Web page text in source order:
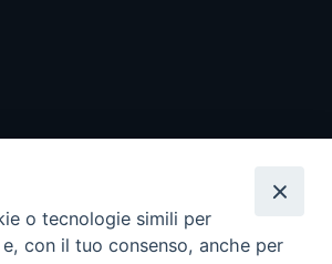
o tecnologie simili per
con il tuo consenso, anche per